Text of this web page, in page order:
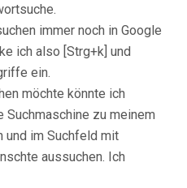
immer noch in Google
ich also [Strg+k] und
ein.
möchte könnte ich
Suchmaschine zu meinem
und im Suchfeld mit
aussuchen. Ich